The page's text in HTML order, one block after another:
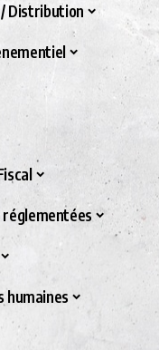
Distribution
humaines